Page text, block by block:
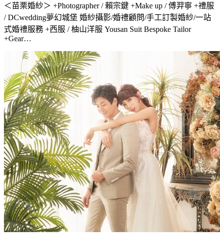
＜苗栗婚紗＞ +Photographer / 賴宗鍵 +Make up / 傅羿寧 +禮服
/ DCwedding夢幻城堡 婚紗攝影/婚禮顧問/手工訂製婚紗/一站
式婚禮服務 +西服 / 柚山洋服 Yousan Suit Bespoke Tailor
+Gear…